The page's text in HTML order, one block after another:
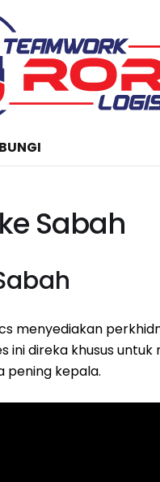
Sabah
menyediakan
ini direka khusus untuk
pening kepala.